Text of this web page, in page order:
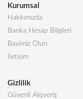
Kurumsal
Hakkımızda
Banka Hesap Bilgileri
Bayimiz Olun
İletişim
Gizlilik
Güvenli Alışveriş